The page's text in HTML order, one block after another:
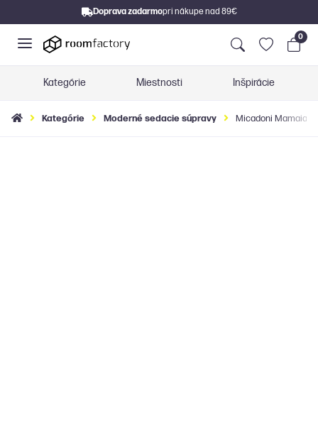
Doprava zadarmopri nákupe nad 89€
0
Kategórie Miestnosti Inšpirácie
Kategórie Moderné sedacie súpravy Micadoni Mamaia